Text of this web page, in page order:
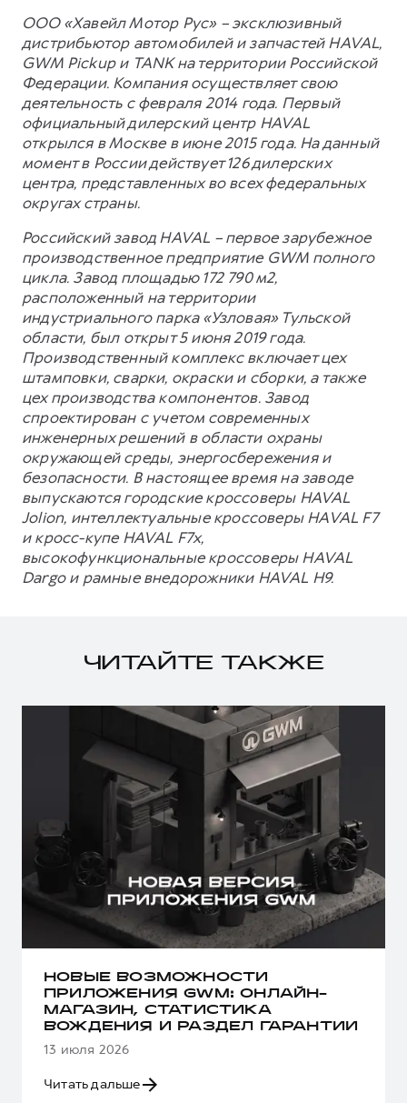
ООО «Хавейл Мотор Рус» – эксклюзивный
дистрибьютор автомобилей и запчастей HAVAL,
GWM Pickup и TANK на территории Российской
Федерации. Компания осуществляет свою
деятельность с февраля 2014 года. Первый
официальный дилерский центр HAVAL
открылся в Москве в июне 2015 года. На данный
момент в России действует 126 дилерских
центра, представленных во всех федеральных
округах страны.
Российский завод HAVAL – первое зарубежное
производственное предприятие GWM полного
цикла. Завод площадью 172 790 м2,
расположенный на территории
индустриального парка «Узловая» Тульской
области, был открыт 5 июня 2019 года.
Производственный комплекс включает цех
штамповки, сварки, окраски и сборки, а также
цех производства компонентов. Завод
спроектирован с учетом современных
инженерных решений в области охраны
окружающей среды, энергосбережения и
безопасности. В настоящее время на заводе
выпускаются городские кроссоверы HAVAL
Jolion, интеллектуальные кроссоверы HAVAL F7
и кросс-купе HAVAL F7x,
высокофункциональные кроссоверы HAVAL
Dargo и рамные внедорожники HAVAL H9.
ЧИТАЙТЕ ТАКЖЕ
НОВЫЕ ВОЗМОЖНОСТИ
ПРИЛОЖЕНИЯ GWM: ОНЛАЙН-
МАГАЗИН, СТАТИСТИКА
ВОЖДЕНИЯ И РАЗДЕЛ ГАРАНТИИ
13 июля 2026
Читать дальше